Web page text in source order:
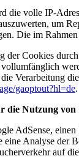
die volle IP-
um
Die im
der Cookies
Verarbeitung
gaoptout?hl=de.
Nutzung von
AdSense,
eine Analyse der
auf